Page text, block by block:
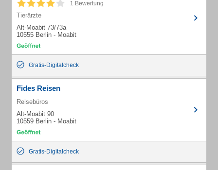
1 Bewertung
Tierärzte
Alt-Moabit 73/73a
10555 Berlin - Moabit
Gratis-Digitalcheck
Fides Reisen
Reisebüros
Alt-Moabit 90
10559 Berlin - Moabit
Gratis-Digitalcheck